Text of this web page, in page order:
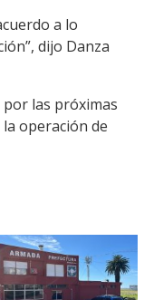
a lo
dijo Danza
las próximas
operación de